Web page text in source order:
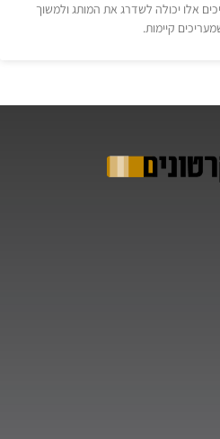
אלו יכולה לשדרג את המותג ולמשוך
קיימות.